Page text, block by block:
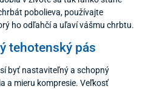
pobolieva, používajte
ho odľahčí a uľaví vášmu chrbtu.
tehotenský pás
byť nastaviteľný a schopný
a mieru kompresie. Veľkosť